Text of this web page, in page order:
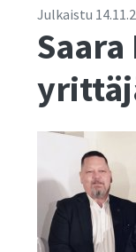
Julkaistu